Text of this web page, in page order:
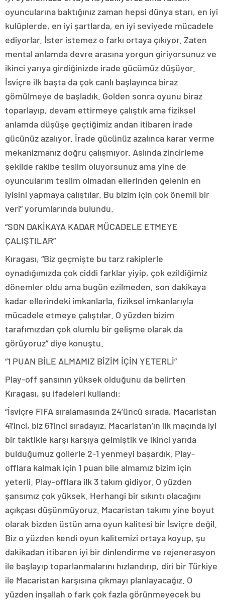
oyuncularına baktığınız zaman hepsi dünya starı, en iyi
kulüplerde, en iyi şartlarda, en iyi seviyede mücadele
ediyorlar. İster istemez o farkı ortaya çıkıyor. Zaten
mental anlamda devre arasına yorgun giriyorsunuz ve
ikinci yarıya girdiğinizde irade gücümüz düşüyor.
İsviçre ilk başta da çok canlı başlayınca biraz
gömülmeye de başladık. Golden sonra oyunu biraz
toparlayıp, devam ettirmeye çalıştık ama fiziksel
anlamda düşüşe geçtiğimiz andan itibaren irade
gücünüz azalıyor. İrade gücünüz azalınca karar verme
mekanizmanız doğru çalışmıyor. Aslında zincirleme
şekilde rakibe teslim oluyorsunuz ama yine de
oyuncularım teslim olmadan ellerinden gelenin en
iyisini yapmaya çalıştılar. Bu bizim için çok önemli bir
veri” yorumlarında bulundu.
“SON DAKİKAYA KADAR MÜCADELE ETMEYE
ÇALIŞTILAR”
Kıragası, “Biz geçmişte bu tarz rakiplerle
oynadığımızda çok ciddi farklar yiyip, çok ezildiğimiz
dönemler oldu ama bugün ezilmeden, son dakikaya
kadar ellerindeki imkanlarla, fiziksel imkanlarıyla
mücadele etmeye çalıştılar. O yüzden bizim
tarafımızdan çok olumlu bir gelişme olarak da
görüyoruz” diye konuştu.
“1 PUAN BİLE ALMAMIZ BİZİM İÇİN YETERLİ”
Play-off şansının yüksek olduğunu da belirten
Kıragası, şu ifadeleri kullandı:
“İsviçre FIFA sıralamasında 24’üncü sırada, Macaristan
41’inci, biz 61’inci sıradayız. Macaristan’ın ilk maçında iyi
bir taktikle karşı karşıya gelmiştik ve ikinci yarıda
bulduğumuz gollerle 2-1 yenmeyi başardık. Play-
offlara kalmak için 1 puan bile almamız bizim için
yeterli. Play-offlara ilk 3 takım gidiyor. O yüzden
şansımız çok yüksek. Herhangi bir sıkıntı olacağını
açıkçası düşünmüyoruz. Macaristan takımı yine boyut
olarak bizden üstün ama oyun kalitesi bir İsviçre değil.
Biz o yüzden kendi oyun kalitemizi ortaya koyup, şu
dakikadan itibaren iyi bir dinlendirme ve rejenerasyon
ile başlayıp toparlanmalarını hızlandırıp, diri bir Türkiye
ile Macaristan karşısına çıkmayı planlayacağız. O
yüzden inşallah o fark çok fazla görünmeyecek bu